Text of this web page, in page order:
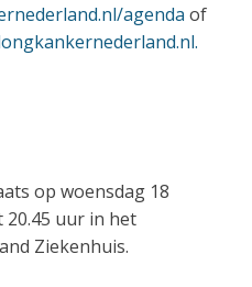
agenda of
op woensdag 18
20.45 uur in het
Ziekenhuis.